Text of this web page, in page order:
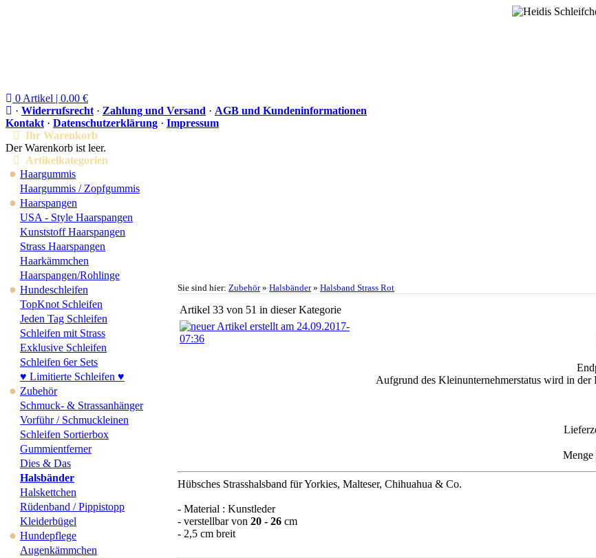
0 Artikel | 0.00 €
· Widerrufsrecht · Zahlung und Versand · AGB und Kundeninformationen
Kontakt · Datenschutzerklärung · Impressum
Ihr Warenkorb
Der Warenkorb ist leer.
Artikelkategorien
● Haargummis
Haargummis / Zopfgummis
● Haarspangen
USA - Style Haarspangen
Kunststoff Haarspangen
Strass Haarspangen
Haarkämmchen
Haarspangen/Rohlinge
● Hundeschleifen
TopKnot Schleifen
Jeden Tag Schleifen
Schleifen mit Strass
Exklusive Schleifen
Schleifen 6er Sets
♥ Limitierte Schleifen ♥
● Zubehör
Schmuck- & Strassanhänger
Vorführ / Schmuckleinen
Schleifen Sortierbox
Gummientferner
Dies & Das
Halsbänder
Halskettchen
Rüdenband / Pippistopp
Kleiderbügel
● Hundepflege
Augenkämmchen
Sie sind hier: Zubehör» Halsbänder» Halsband Strass Rot
Artikel 33 von 51 in dieser Kategorie
Aufgrund des Kleinunternehmerstatus wird in der
Menge
Hübsches Strasshalsband für Yorkies, Malteser, Chihuahua & Co.
- Material : Kunstleder
- verstellbar von 20 - 26 cm
- 2,5 cm breit